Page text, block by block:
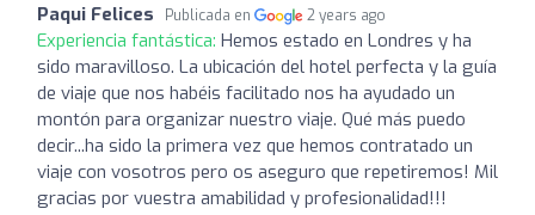
Paqui Felices Publicada en 2 years ago
Experiencia fantástica: Hemos estado en Londres y ha
sido maravilloso. La ubicación del hotel perfecta y la guía
de viaje que nos habéis facilitado nos ha ayudado un
montón para organizar nuestro viaje. Qué más puedo
decir...ha sido la primera vez que hemos contratado un
viaje con vosotros pero os aseguro que repetiremos! Mil
gracias por vuestra amabilidad y profesionalidad!!!